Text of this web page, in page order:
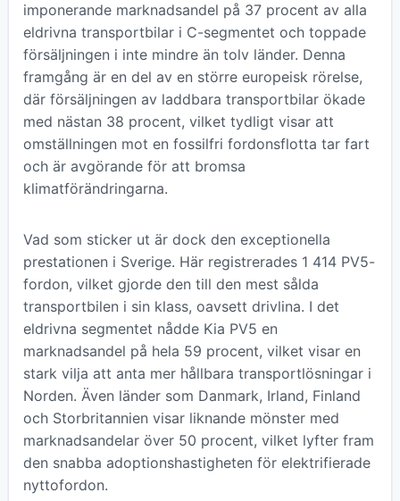
imponerande marknadsandel på 37 procent av alla
eldrivna transportbilar i C-segmentet och toppade
försäljningen i inte mindre än tolv länder. Denna
framgång är en del av en större europeisk rörelse,
där försäljningen av laddbara transportbilar ökade
med nästan 38 procent, vilket tydligt visar att
omställningen mot en fossilfri fordonsflotta tar fart
och är avgörande för att bromsa
klimatförändringarna.
Vad som sticker ut är dock den exceptionella
prestationen i Sverige. Här registrerades 1 414 PV5-
fordon, vilket gjorde den till den mest sålda
transportbilen i sin klass, oavsett drivlina. I det
eldrivna segmentet nådde Kia PV5 en
marknadsandel på hela 59 procent, vilket visar en
stark vilja att anta mer hållbara transportlösningar i
Norden. Även länder som Danmark, Irland, Finland
och Storbritannien visar liknande mönster med
marknadsandelar över 50 procent, vilket lyfter fram
den snabba adoptionshastigheten för elektrifierade
nyttofordon.